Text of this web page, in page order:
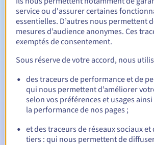
Période de rédemption
Notifications automatiques :
Emails d'avertissement : 60, 30, 15, 7 et
date d'échéance
Email le jour de l'expirationpour
suspension du nom de domaine
Email après la Redemption Grace
service ou d'assurer certaines
essentielles. D’autres nous permettent
mesures d’audience anonymes. Ces
exemptés de consentement.
Sous réserve de votre accord, nous
des traceurs de performance et de
qui nous permettent d’améliorer
selon vos préférences et usages
la performance de nos pages ;
et des traceurs de réseaux sociaux
tiers : qui nous permettent de